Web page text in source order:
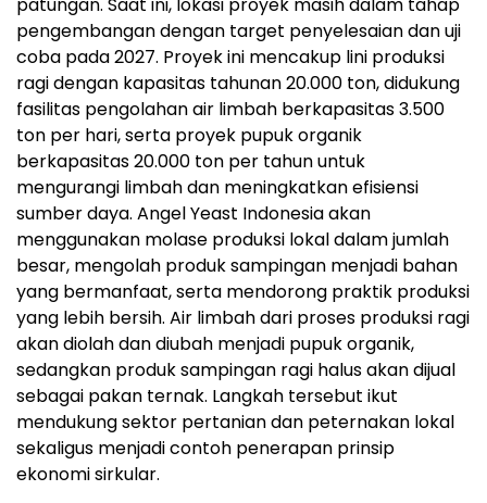
pengembangan dengan target penyelesaian dan uji
coba pada 2027. Proyek ini mencakup lini produksi
ragi dengan kapasitas tahunan 20.000 ton, didukung
fasilitas pengolahan air limbah berkapasitas 3.500
ton per hari, serta proyek pupuk organik
berkapasitas 20.000 ton per tahun untuk
mengurangi limbah dan meningkatkan efisiensi
sumber daya. Angel Yeast Indonesia akan
menggunakan molase produksi lokal dalam jumlah
besar, mengolah produk sampingan menjadi bahan
yang bermanfaat, serta mendorong praktik produksi
yang lebih bersih. Air limbah dari proses produksi ragi
akan diolah dan diubah menjadi pupuk organik,
sedangkan produk sampingan ragi halus akan dijual
sebagai pakan ternak. Langkah tersebut ikut
mendukung sektor pertanian dan peternakan lokal
sekaligus menjadi contoh penerapan prinsip
ekonomi sirkular.